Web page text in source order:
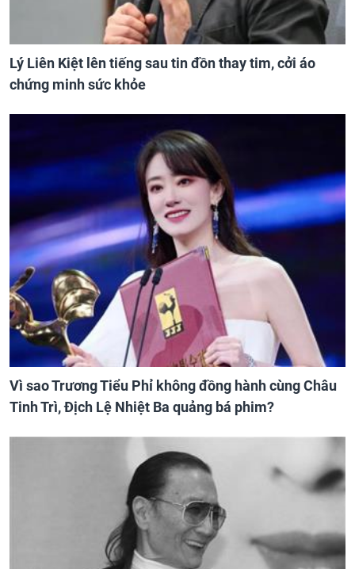
Lý Liên Kiệt lên tiếng sau tin đồn thay tim, cởi áo
chứng minh sức khỏe
Vì sao Trương Tiểu Phỉ không đồng hành cùng Châu
Tinh Trì, Địch Lệ Nhiệt Ba quảng bá phim?